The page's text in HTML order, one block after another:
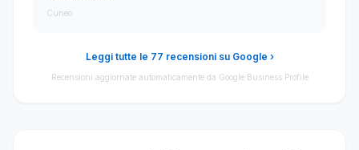
Cuneo
Leggi tutte le 77 recensioni su Google ›
Recensioni aggiornate automaticamente da Google Business Profile